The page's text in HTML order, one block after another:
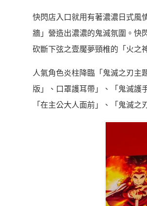
快閃店入口就用有著濃濃日式風
牆」營造出濃濃的鬼滅氛圍。快
砍斷下弦之壹魘夢頸椎的「火之
人氣角色炎柱降臨「鬼滅之刃主
版」、口罩護耳帶」、「鬼滅護
「在主公大人面前」、「鬼滅